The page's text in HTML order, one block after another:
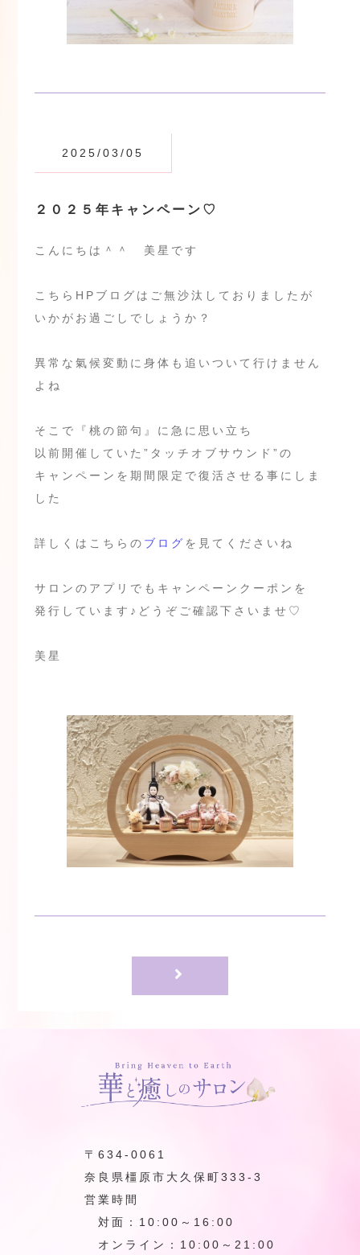
2025/03/05
２０２５年キャンペーン♡
こんにちは＾＾ 美星です
こちらHPブログはご無沙汰しておりましたが
いかがお過ごしでしょうか？
異常な氣候変動に身体も追いついて行けません
よね
そこで『桃の節句』に急に思い立ち
以前開催していた”タッチオブサウンド”の
キャンペーンを期間限定で復活させる事にしま
した
詳しくはこちらの ブログ を見てくださいね
サロンのアプリでもキャンペーンクーポンを
発行しています♪どうぞご確認下さいませ♡
美星
〒634-0061
奈良県橿原市大久保町333-3
営業時間
対面：10:00～16:00
オンライン：10:00～21:00